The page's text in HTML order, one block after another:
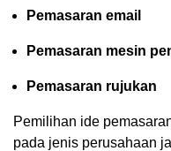
Pemasaran email
Pemasaran mesin
Pemasaran rujukan
Pemilihan ide
pada jenis perusahaan